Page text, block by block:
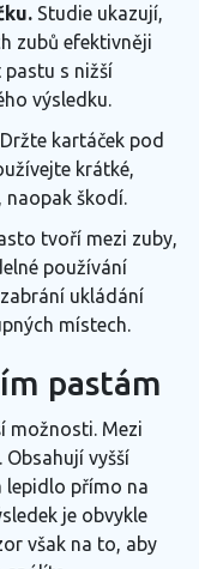
Studie ukazují,
zubů efektivněji
pastu s nižší
výsledku.
Držte kartáček pod
krátké,
naopak škodí.
tvoří mezi zuby,
používání
ukládání
místech.
pastám
možnosti. Mezi
vyšší
lepidlo přímo na
je obvykle
však na to, aby